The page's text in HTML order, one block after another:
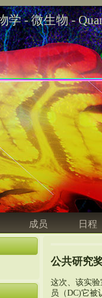
学 - 微生物 -
成员 日程
公共研究
这次、该实
员（DC)它被